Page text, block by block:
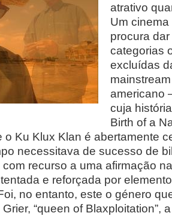
atrativo
Um
procura
categorias
excluídas
americano
cuja
Birth of a
o Ku Klux Klan é abertamente
necessitava de sucesso de
recurso a uma afirmação
e reforçada por
no entanto, este o género
“queen of Blaxploitation”,